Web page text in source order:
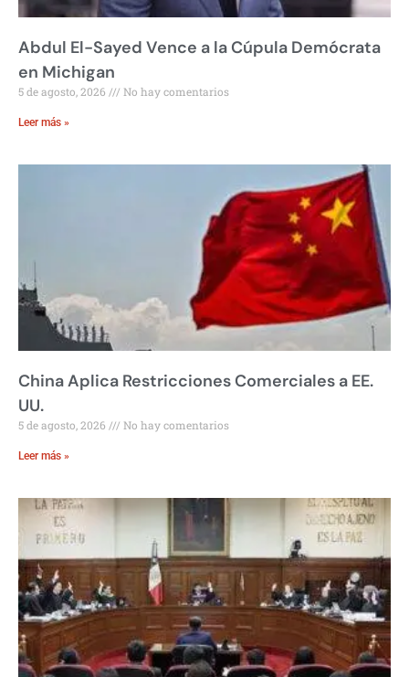
Abdul El-Sayed Vence a la Cúpula Demócrata
en Michigan
5 de agosto, 2026 No hay comentarios
Leer más »
China Aplica Restricciones Comerciales a EE.
UU.
5 de agosto, 2026 No hay comentarios
Leer más »